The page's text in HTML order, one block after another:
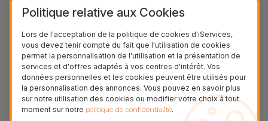
pour iPhone. Ne cherchez plus, venez chez
iServices et achetez le kit de démarrage iPhone
et protégez votre smartphone Apple de tout
dommage.
Comment rendre votre iPhone plus
sécurisé?
Politique relative aux Cookies
Lors de l'acceptation de la politique de cookies d'iServices,
vous devez tenir compte du fait que l'utilisation de cookies
permet la personnalisation de l'utilisation et la présentation de
services et d'offres adaptés à vos centres d'intérêt. Vos
données personnelles et les cookies peuvent être utilisés pour
la personnalisation des annonces. Vous pouvez en savoir plus
sur notre utilisation des cookies ou modifier votre choix à tout
moment sur notre politique de confidentialité.